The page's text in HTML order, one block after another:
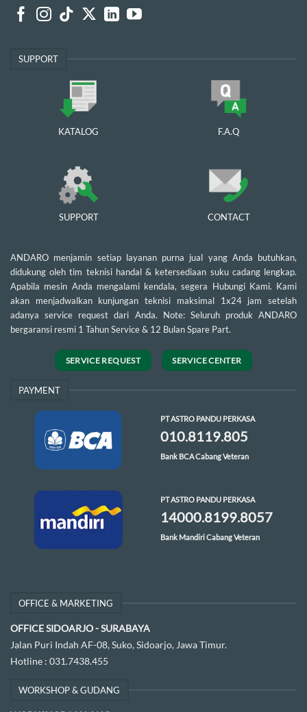
SUPPORT
KATALOG F.A.Q
SUPPORT CONTACT
ANDARO menjamin setiap layanan purna jual yang Anda butuhkan,
didukung oleh tim teknisi handal & ketersediaan suku cadang lengkap.
Apabila mesin Anda mengalami kendala, segera Hubungi Kami. Kami
akan menjadwalkan kunjungan teknisi maksimal 1x24 jam setelah
adanya service request dari Anda. Note: Seluruh produk ANDARO
bergaransi resmi 1 Tahun Service & 12 Bulan Spare Part.
SERVICE REQUEST SERVICE CENTER
PAYMENT
PT ASTRO PANDU PERKASA
010.8119.805
Bank BCA Cabang Veteran
PT ASTRO PANDU PERKASA
14000.8199.8057
Bank Mandiri Cabang Veteran
OFFICE & MARKETING
OFFICE SIDOARJO - SURABAYA
Jalan Puri Indah AF-08, Suko, Sidoarjo, Jawa Timur.
Hotline : 031.7438.455
WORKSHOP & GUDANG